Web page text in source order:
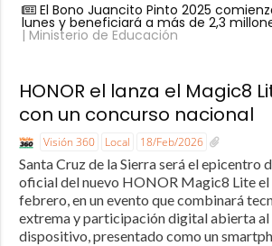
El Bono Juancito Pinto 2025
lunes y beneficiará a más de 2,3
| Ministerio de Educación
HONOR el lanza el Magic8
con un concurso nacional
Visión 360 Local 18/Feb/2026
Santa Cruz de la Sierra será el epicentro
oficial del nuevo HONOR Magic8 Lite
febrero, en un evento que combinará
extrema y participación digital abierta al
dispositivo, presentado como un